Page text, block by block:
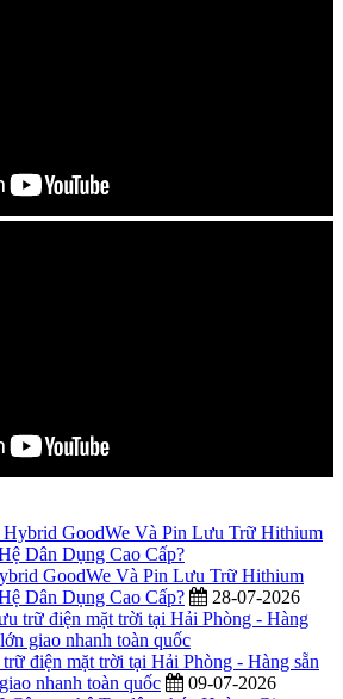
GoodWe Và Pin Lưu Trữ Hithium
Dân Dụng Cao Cấp?
28-07-2026
điện mặt trời tại Hải Phòng - Hàng sẵn
nhanh toàn quốc
09-07-2026